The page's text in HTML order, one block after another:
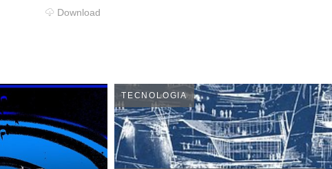
Download
TECNOLOGIA